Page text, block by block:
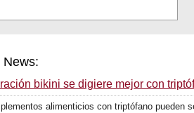
News:
bikini se digiere mejor con
alimenticios con triptófano pueden